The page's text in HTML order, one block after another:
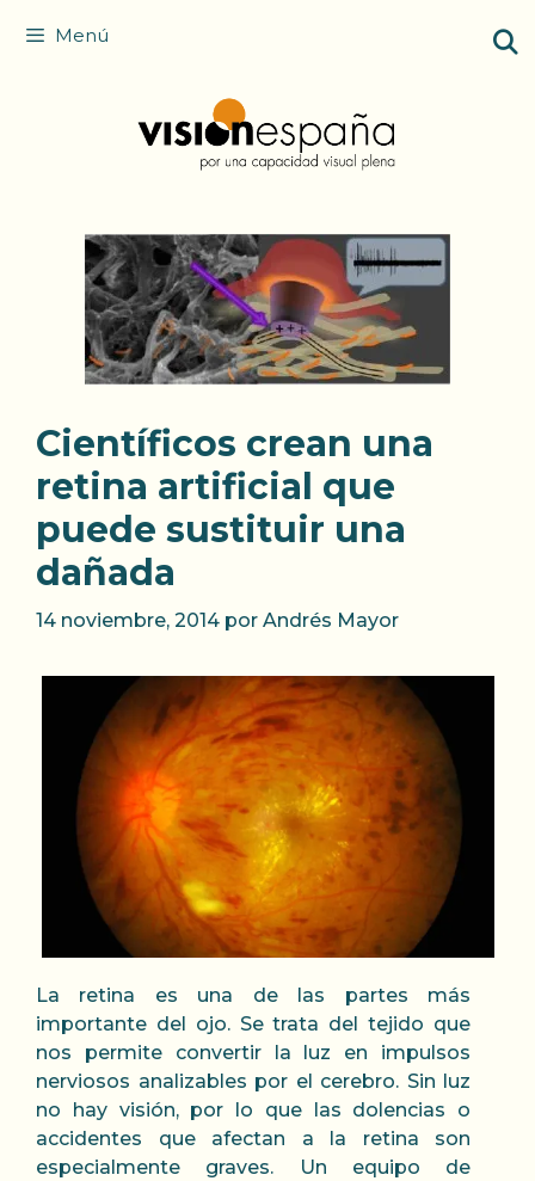
Menú
Científicos crean una
retina artificial que
puede sustituir una
dañada
14 noviembre, 2014 por Andrés Mayor
La retina es una de las partes más
importante del ojo. Se trata del tejido que
nos permite convertir la luz en impulsos
nerviosos analizables por el cerebro. Sin luz
no hay visión, por lo que las dolencias o
accidentes que afectan a la retina son
especialmente graves. Un equipo de